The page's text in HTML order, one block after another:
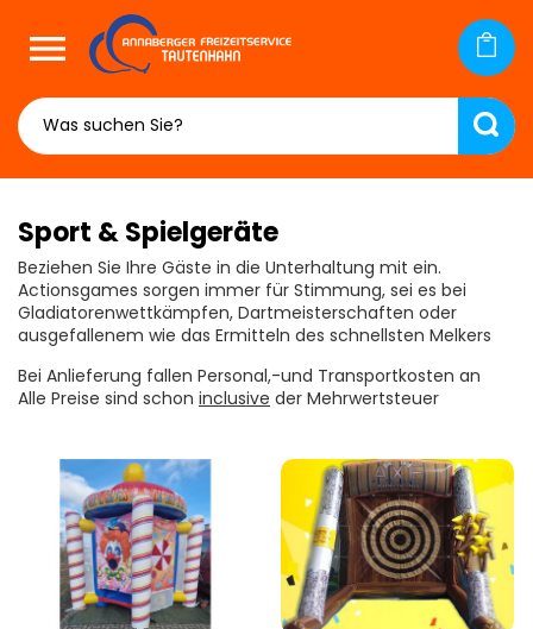

Sport & Spielgeräte
Beziehen Sie Ihre Gäste in die Unterhaltung mit ein.
Actionsgames sorgen immer für Stimmung, sei es bei
Gladiatorenwettkämpfen, Dartmeisterschaften oder
ausgefallenem wie das Ermitteln des schnellsten Melkers
Bei Anlieferung fallen Personal,-und Transportkosten an
Alle Preise sind schon inclusive der Mehrwertsteuer